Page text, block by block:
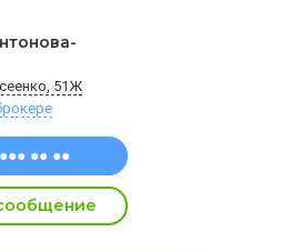
51Ж
●● ●●